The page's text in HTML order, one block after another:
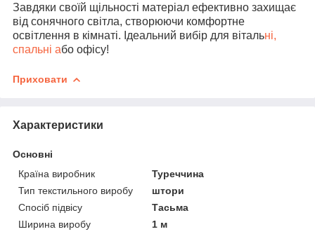
Завдяки своїй щільності матеріал ефективно захищає
від сонячного світла, створюючи комфортне
освітлення в кімнаті. Ідеальний вибір для вітальні,
спальні або офісу!
Приховати
Характеристики
Основні
Країна виробник
Туреччина
Тип текстильного виробу
штори
Спосіб підвісу
Тасьма
Ширина виробу
1 м